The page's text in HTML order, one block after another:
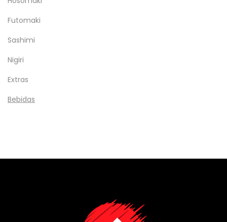
Futomaki
Sashimi
Nigiri
Extras
Bebidas